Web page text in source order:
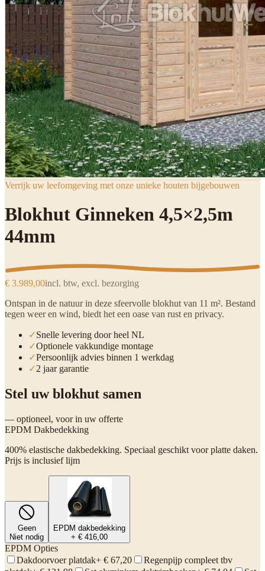
Verrijk uw leefomgeving met onze unieke houten bijgebouwen
Blokhut Ginneken 4,5×2,5m
44mm
€ 3.989,00incl. btw, excl. bezorging
Ontspan in de natuur in deze sfeervolle blokhut van 11 m². Bestand
tegen weer en wind, biedt het een oase van rust en privacy.
✓Snelle levering door heel NL
✓Optionele vakkundige montage
✓Persoonlijk advies binnen 1 werkdag
✓2 jaar garantie
Stel uw blokhut samen
— optioneel, voor in uw offerte
EPDM Dakbedekking
400% elastische dakbedekking. Speciaal geschikt voor platte daken.
Prijs is inclusief lijm
Geen
Niet nodig
EPDM dakbedekking
+ € 416,00
EPDM Opties
Dakdoorvoer platdak+ € 67,20
Regenpijp compleet tbv